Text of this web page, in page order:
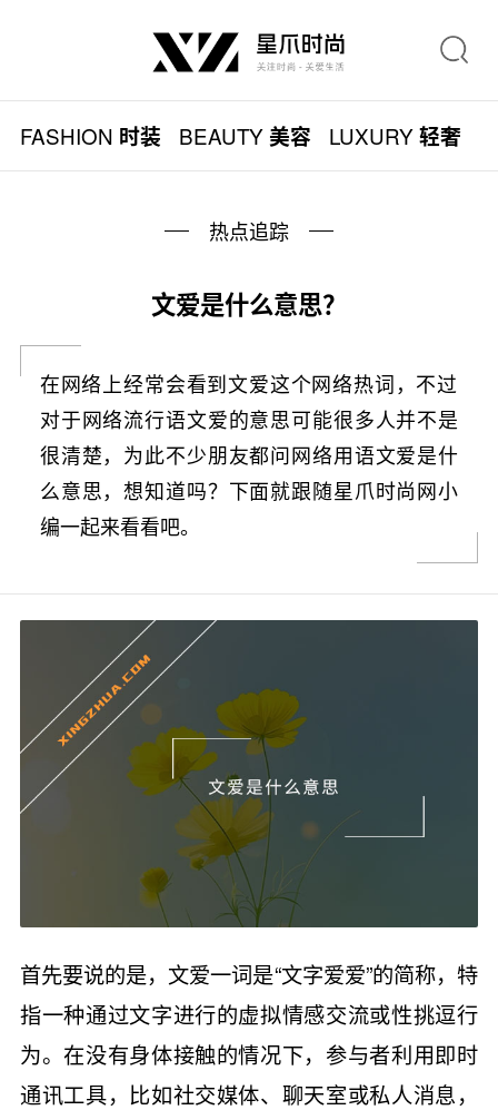
FASHION 时装 BEAUTY美容 LUXURY轻奢
热点追踪
文爱是什么意思？
在网络上经常会看到文爱这个网络热词，不过
对于网络流行语文爱的意思可能很多人并不是
很清楚，为此不少朋友都问网络用语文爱是什
么意思，想知道吗？下面就跟随星爪时尚网小
编一起来看看吧。
首先要说的是，文爱一词是“文字爱爱”的简称，特
指一种通过文字进行的虚拟情感交流或性挑逗行
为。在没有身体接触的情况下，参与者利用即时
通讯工具，比如社交媒体、聊天室或私人消息，